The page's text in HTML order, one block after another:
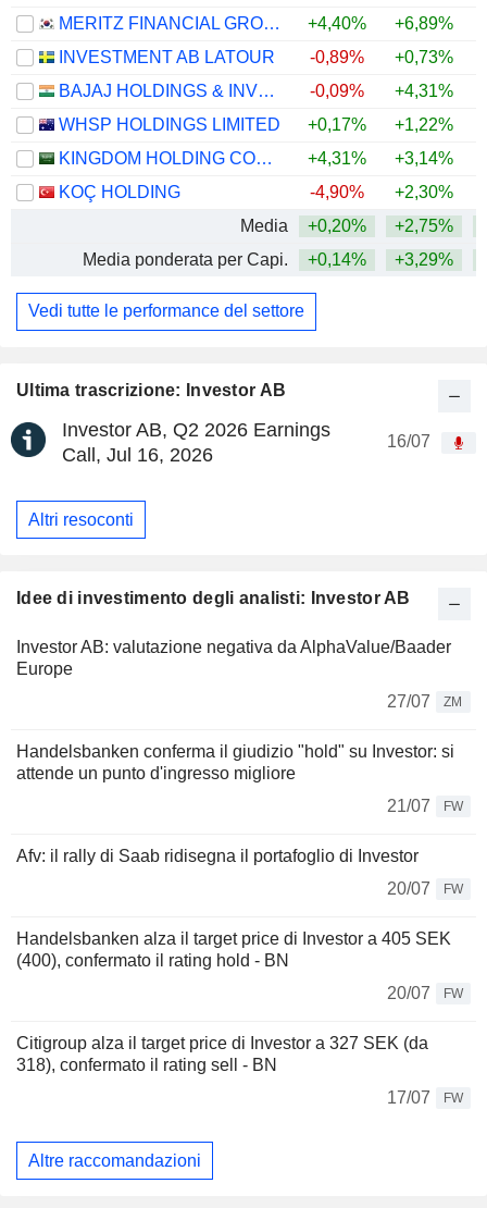
Ultima trascrizione: Investor AB
Investor AB, Q2 2026 Earnings
Call, Jul 16, 2026
16/07
Altri resoconti
Idee di investimento degli analisti: Investor AB
Investor AB: valutazione negativa da AlphaValue/Baader
Europe
27/07
ZM
Handelsbanken conferma il giudizio "hold" su Investor: si
attende un punto d'ingresso migliore
21/07
FW
Afv: il rally di Saab ridisegna il portafoglio di Investor
20/07
FW
Handelsbanken alza il target price di Investor a 405 SEK
(400), confermato il rating hold - BN
20/07
FW
Citigroup alza il target price di Investor a 327 SEK (da
318), confermato il rating sell - BN
17/07
FW
Altre raccomandazioni
MERITZ FINANCIAL GROUP INC.
+4,40% +6,89%
INVESTMENT AB LATOUR
-0,89% +0,73%
BAJAJ HOLDINGS & INVESTMENT LIMITED
-0,09% +4,31%
WHSP HOLDINGS LIMITED
+0,17% +1,22%
KINGDOM HOLDING COMPANY
+4,31% +3,14%
KOÇ HOLDING
-4,90% +2,30%
Media
+0,20% +2,75%
Media ponderata per Capi.
+0,14% +3,29%
Vedi tutte le performance del settore